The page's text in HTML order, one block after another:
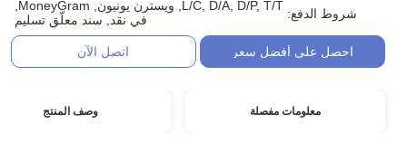
شروط الدفع:
في نقد, سند معلّق تسليم
احصل على أفضل سعر اتصل الآن
معلومات مفصلة وصف المنتج